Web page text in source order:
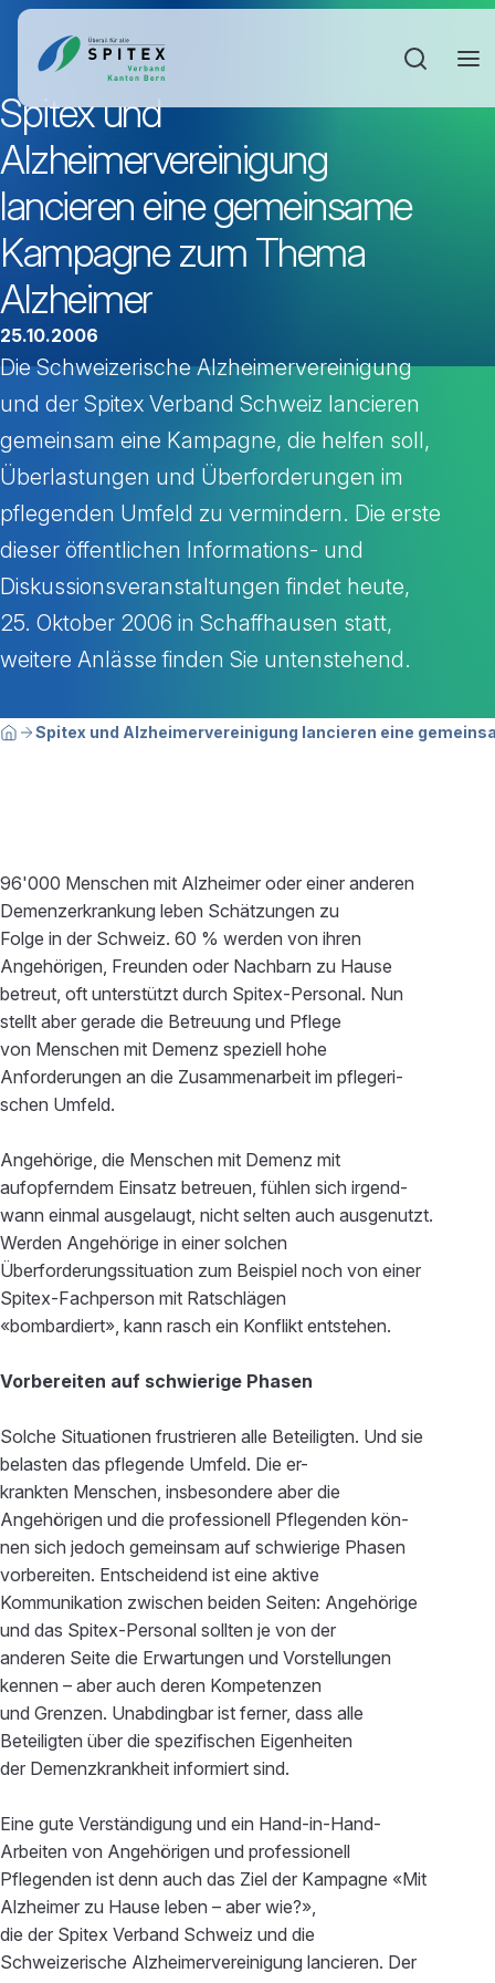
Spitex und
Alzheimervereinigung
lancieren eine gemeinsame
Kampagne zum Thema
Alzheimer
25.10.2006
Die Schweizerische Alzheimervereinigung
und der Spitex Verband Schweiz lancieren
gemeinsam eine Kampagne, die helfen soll,
Überlastungen und Überforderungen im
pflegenden Umfeld zu vermindern. Die erste
dieser öffentlichen Informations- und
Diskussionsveranstaltungen findet heute,
25. Oktober 2006 in Schaffhausen statt,
weitere Anlässe finden Sie untenstehend.
Breadcrumbnavigation
Sie befinden sich hier:
HomeSpitex und Alzheimervereinigung lancieren eine
96'000 Menschen mit Alzheimer oder einer anderen
Demenzerkrankung leben Schätzungen zu
Folge in der Schweiz. 60 % werden von ihren
Angehörigen, Freunden oder Nachbarn zu Hause
betreut, oft unterstützt durch Spitex-Personal. Nun
stellt aber gerade die Betreuung und Pflege
von Menschen mit Demenz speziell hohe
Anforderungen an die Zusammenarbeit im pflegeri-
schen Umfeld.
Angehörige, die Menschen mit Demenz mit
aufopferndem Einsatz betreuen, fühlen sich irgend-
wann einmal ausgelaugt, nicht selten auch ausgenutzt.
Werden Angehörige in einer solchen
Überforderungssituation zum Beispiel noch von einer
Spitex-Fachperson mit Ratschlägen
«bombardiert», kann rasch ein Konflikt entstehen.
Vorbereiten auf schwierige Phasen
Solche Situationen frustrieren alle Beteiligten. Und sie
belasten das pflegende Umfeld. Die er-
krankten Menschen, insbesondere aber die
Angehörigen und die professionell Pflegenden kön-
nen sich jedoch gemeinsam auf schwierige Phasen
vorbereiten. Entscheidend ist eine aktive
Kommunikation zwischen beiden Seiten: Angehörige
und das Spitex-Personal sollten je von der
anderen Seite die Erwartungen und Vorstellungen
kennen – aber auch deren Kompetenzen
und Grenzen. Unabdingbar ist ferner, dass alle
Beteiligten über die spezifischen Eigenheiten
der Demenzkrankheit informiert sind.
Eine gute Verständigung und ein Hand-in-Hand-
Arbeiten von Angehörigen und professionell
Pflegenden ist denn auch das Ziel der Kampagne «Mit
Alzheimer zu Hause leben – aber wie?»,
die der Spitex Verband Schweiz und die
Schweizerische Alzheimervereinigung lancieren. Der